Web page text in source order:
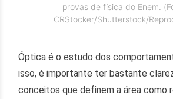
provas de física do Enem.
CRStocker/Shutterstock/
Óptica é o estudo dos
isso, é importante ter bastante
conceitos que definem a área como